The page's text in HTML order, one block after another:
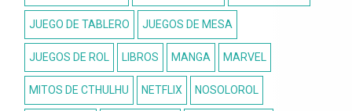
JUEGO DE TABLERO JUEGOS DE MESA
JUEGOS DE ROL LIBROS MANGA MARVEL
MITOS DE CTHULHU NETFLIX NOSOLOROL